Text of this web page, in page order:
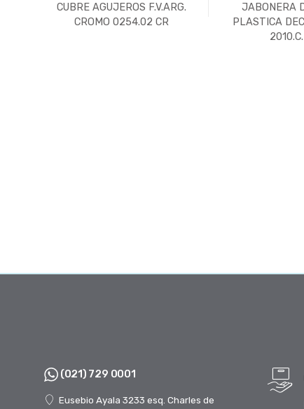
CUBRE AGUJEROS F.V.ARG.
CROMO 0254.02 CR
JABONERA
PLASTICA
(021) 729 0001
Eusebio Ayala 3233 esq. Charles de